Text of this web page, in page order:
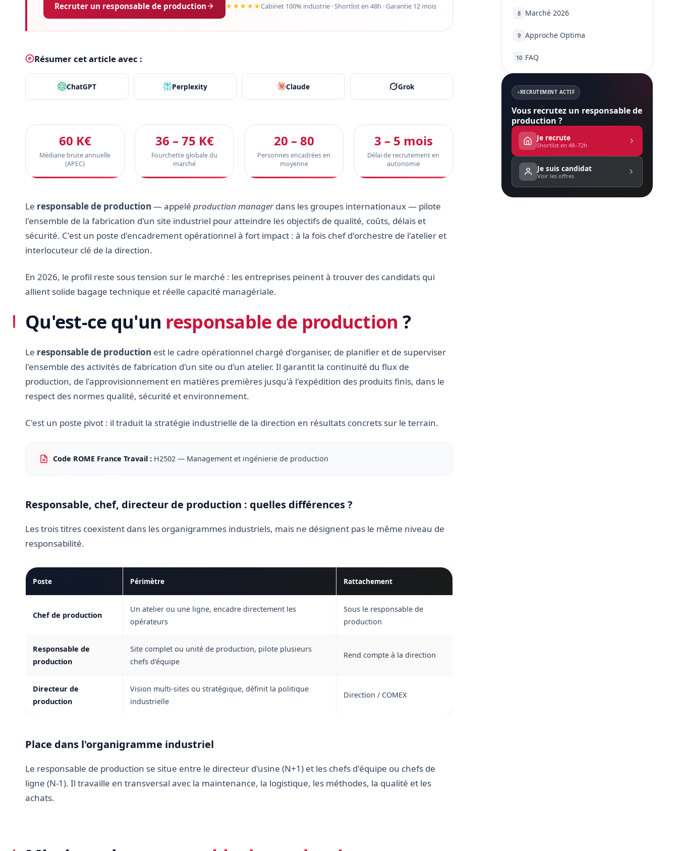
Recruter un responsable de production ★★★★★Cabinet 100% industrie · Shortlist en 48h · Garantie 12 mois
Résumer cet article avec :
ChatGPT Perplexity Claude Grok
60 K€
Médiane brute annuelle
(APEC)
36 – 75 K€
Fourchette globale du
marché
20 – 80
Personnes encadrées en
moyenne
3 – 5 mois
Délai de recrutement en
autonomie
Le responsable de production — appelé production managerdans les groupes internationaux — pilote
l'ensemble de la fabrication d'un site industriel pour atteindre les objectifs de qualité, coûts, délais et
sécurité. C'est un poste d'encadrement opérationnel à fort impact : à la fois chef d'orchestre de l'atelier et
interlocuteur clé de la direction.
En 2026, le profil reste sous tension sur le marché : les entreprises peinent à trouver des candidats qui
allient solide bagage technique et réelle capacité managériale.
Qu'est-ce qu'un responsable de production ?
Le responsable de production est le cadre opérationnel chargé d'organiser, de planifier et de superviser
l'ensemble des activités de fabrication d'un site ou d'un atelier. Il garantit la continuité du flux de
production, de l'approvisionnement en matières premières jusqu'à l'expédition des produits finis, dans le
respect des normes qualité, sécurité et environnement.
C'est un poste pivot : il traduit la stratégie industrielle de la direction en résultats concrets sur le terrain.
Code ROME France Travail : H2502 — Management et ingénierie de production
Responsable, chef, directeur de production : quelles différences ?
Les trois titres coexistent dans les organigrammes industriels, mais ne désignent pas le même niveau de
responsabilité.
Poste Périmètre Rattachement
Chef de production
Un atelier ou une ligne, encadre directement les
opérateurs
Sous le responsable de
production
Responsable de
production
Site complet ou unité de production, pilote plusieurs
chefs d'équipe
Rend compte à la direction
Directeur de
production
Vision multi-sites ou stratégique, définit la politique
industrielle
Direction / COMEX
Place dans l'organigramme industriel
Le responsable de production se situe entre le directeur d'usine (N+1) et les chefs d'équipe ou chefs de
ligne (N-1). Il travaille en transversal avec la maintenance, la logistique, les méthodes, la qualité et les
achats.
8 Marché 2026
9 Approche Optima
10 FAQ
RECRUTEMENT ACTIF
Vous recrutez un responsable de
production ?
Je recrute
Shortlist en 48–72h
Je suis candidat
Voir les offres